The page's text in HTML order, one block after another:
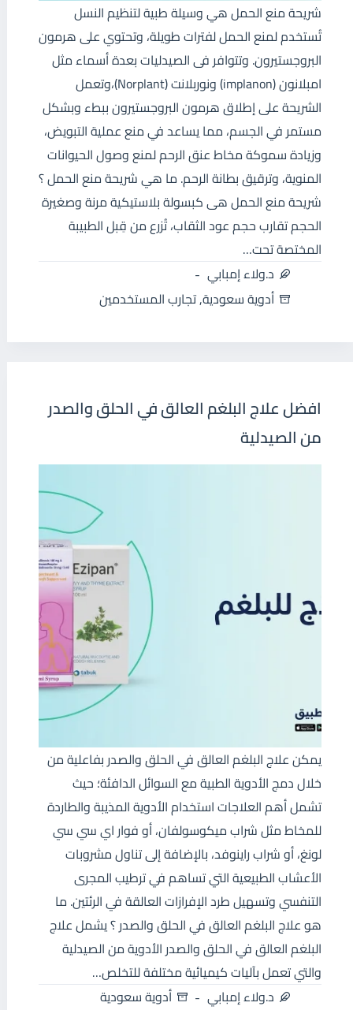
شريحة منع الحمل هي وسيلة طبية لتنظيم النسل
تُستخدم لمنع الحمل لفترات طويلة، وتحتوي على هرمون
البروجستيرون. وتتوافر فى الصيدليات بعدة أسماء مثل
امبلانون (implanon) ونوربلانت (Norplant)،وتعمل
الشريحة على إطلاق هرمون البروجستيرون ببطء وبشكل
مستمر في الجسم، مما يساعد في منع عملية التبويض،
وزيادة سموكة مخاط عنق الرحم لمنع وصول الحيوانات
المنوية، وترقيق بطانة الرحم. ما هي شريحة منع الحمل ؟
شريحة منع الحمل هى كبسولة بلاستيكية مرنة وصغيرة
الحجم تقارب حجم عود الثقاب، تُزرع من قِبل الطبيبة
المختصة تحت…
د.ولاء إمبابي
أدوية سعودية,تجارب المستخدمين
افضل علاج البلغم العالق في الحلق والصدر
من الصيدلية
يمكن علاج البلغم العالق في الحلق والصدر بفاعلية من
خلال دمج الأدوية الطبية مع السوائل الدافئة؛ حيث
تشمل أهم العلاجات استخدام الأدوية المذيبة والطاردة
للمخاط مثل شراب ميكوسولفان، أو فوار اي سي سي
لونغ، أو شراب راينوفد، بالإضافة إلى تناول مشروبات
الأعشاب الطبيعية التي تساهم في ترطيب المجرى
التنفسي وتسهيل طرد الإفرازات العالقة في الرئتين. ما
هو علاج البلغم العالق في الحلق والصدر ؟ يشمل علاج
البلغم العالق في الحلق والصدر الأدوية من الصيدلية
والتي تعمل بآليات كيميائية مختلفة للتخلص…
د.ولاء إمبابي
أدوية سعودية